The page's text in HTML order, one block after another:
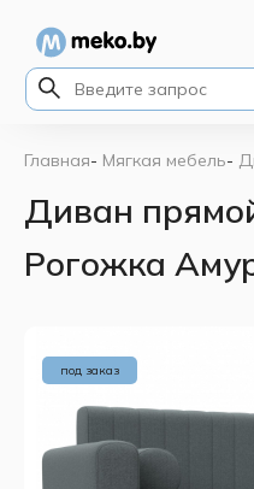
Главная- Мягкая мебель-
Диван
Рогожка
под заказ